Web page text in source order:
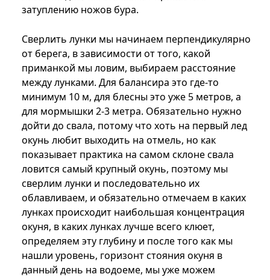
затуплению ножов бура.
Сверлить лунки мы начинаем перпендикулярно
от берега, в зависимости от того, какой
приманкой мы ловим, выбираем расстояние
между лунками. Для балансира это где-то
минимум 10 м, для блесны это уже 5 метров, а
для мормышки 2-3 метра. Обязательно нужно
дойти до свала, потому что хоть на первый лед
окунь любит выходить на отмель, но как
показывает практика на самом склоне свала
ловится самый крупный окунь, поэтому мы
сверлим лунки и последовательно их
облавливаем, и обязательно отмечаем в каких
лунках происходит наибольшая концентрация
окуня, в каких лунках лучше всего клюет,
определяем эту глубину и после того как мы
нашли уровень, горизонт стояния окуня в
данный день на водоеме, мы уже можем